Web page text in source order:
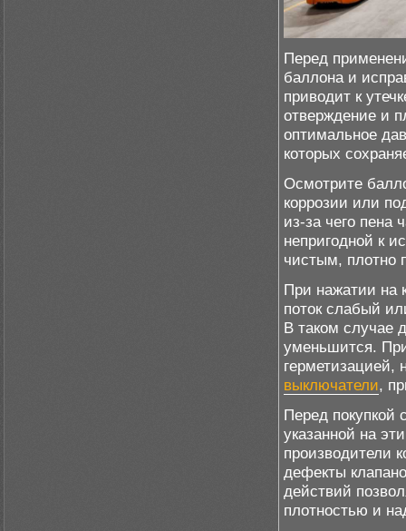
Перед
баллона и
приводит к
отверждение и
оптимальное
которых
Осмотрите
коррозии или
из-за чего пена
непригодной к
чистым, плотно
При нажатии на
поток слабый
В таком случае
уменьшится.
герметизацией,
выключатели,
Перед покупкой
указанной на
производители
дефекты
действий
плотностью и